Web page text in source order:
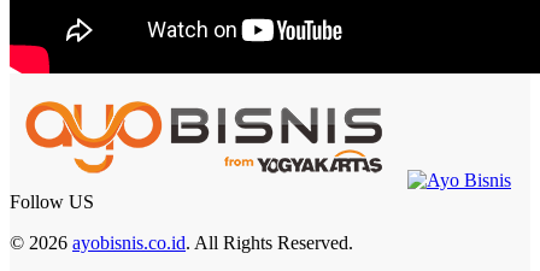
Follow US
© 2026 ayobisnis.co.id. All Rights Reserved.